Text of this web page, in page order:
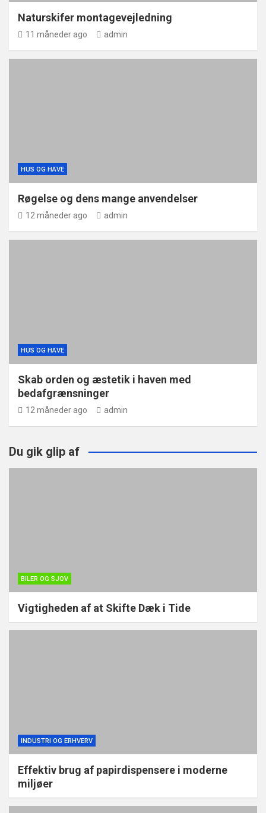
Naturskifer montagevejledning
11 måneder ago admin
HUS OG HAVE
Røgelse og dens mange anvendelser
12 måneder ago admin
HUS OG HAVE
Skab orden og æstetik i haven med
bedafgrænsninger
12 måneder ago admin
Du gik glip af
BILER OG SJOV
Vigtigheden af at Skifte Dæk i Tide
INDUSTRI OG ERHVERV
Effektiv brug af papirdispensere i moderne
miljøer